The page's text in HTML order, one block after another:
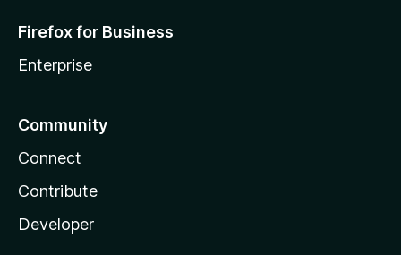
Firefox for Business
Enterprise
Community
Connect
Contribute
Developer